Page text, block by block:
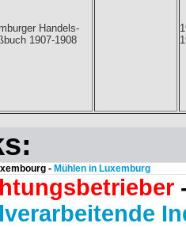
Handels-
1907-1908
- Mühlen in Luxemburg